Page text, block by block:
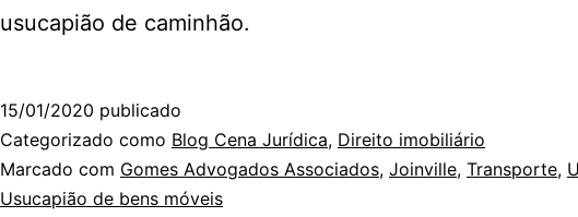
usucapião de caminhão.
15/01/2020 publicado
Categorizado como Blog Cena Jurídica, Direito imobiliário
Marcado com Gomes Advogados Associados, Joinville, Transporte,
Usucapião de bens móveis